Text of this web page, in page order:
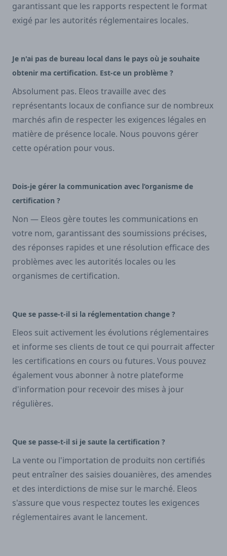
garantissant que les rapports respectent le format
exigé par les autorités réglementaires locales.
Je n'ai pas de bureau local dans le pays où je souhaite
obtenir ma certification. Est-ce un problème ?
Absolument pas. Eleos travaille avec des
représentants locaux de confiance sur de nombreux
marchés afin de respecter les exigences légales en
matière de présence locale. Nous pouvons gérer
cette opération pour vous.
Dois-je gérer la communication avec l’organisme de
certification ?
Non — Eleos gère toutes les communications en
votre nom, garantissant des soumissions précises,
des réponses rapides et une résolution efficace des
problèmes avec les autorités locales ou les
organismes de certification.
Que se passe-t-il si la réglementation change ?
Eleos suit activement les évolutions réglementaires
et informe ses clients de tout ce qui pourrait affecter
les certifications en cours ou futures. Vous pouvez
également vous abonner à notre plateforme
d'information pour recevoir des mises à jour
régulières.
Que se passe-t-il si je saute la certification ?
La vente ou l'importation de produits non certifiés
peut entraîner des saisies douanières, des amendes
et des interdictions de mise sur le marché. Eleos
s'assure que vous respectez toutes les exigences
réglementaires avant le lancement.